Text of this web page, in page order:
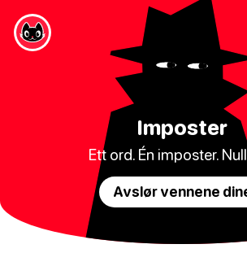
Imposter
Ett ord. Én imposter.
Avslør vennene